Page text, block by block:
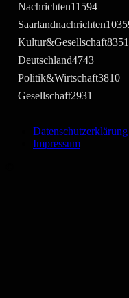
Nachrichten11594
Saarlandnachrichten
Kultur&Gesellschaft8351
Deutschland4743
Politik&Wirtschaft3810
Gesellschaft2931
Datenschutzerklärung
Impressum